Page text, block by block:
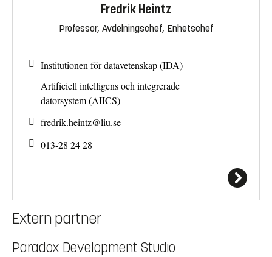
Fredrik Heintz
Professor, Avdelningschef, Enhetschef
Institutionen för datavetenskap (IDA)
Artificiell intelligens och integrerade
datorsystem (AIICS)
fredrik.heintz@liu.se
013-28 24 28
Extern partner
Paradox Development Studio